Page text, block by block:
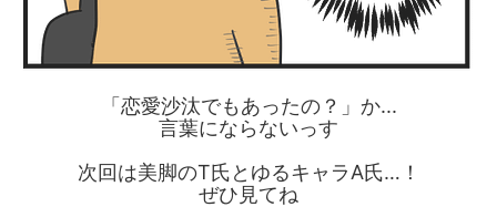
「恋愛沙汰でもあったの？」か...
言葉にならないっす
次回は美脚のT氏とゆるキャラA氏…！
ぜひ見てね